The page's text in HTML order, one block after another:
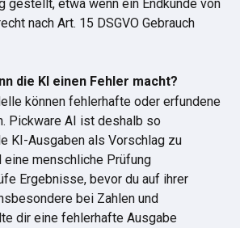
gestellt, etwa wenn ein Endkunde von
nach Art. 15 DSGVO Gebrauch
die KI einen Fehler macht?
können fehlerhafte oder erfundene
Pickware AI ist deshalb so
KI-Ausgaben als Vorschlag zu
menschliche Prüfung
Ergebnisse, bevor du auf ihrer
bei Zahlen und
dir eine fehlerhafte Ausgabe